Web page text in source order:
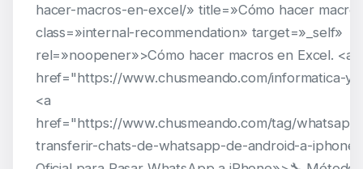
hacer-macros-en-excel/» title=»Cómo hacer
class=»internal-recommendation» target=»_self»
rel=»noopener»>Cómo hacer macros en Excel. <a
href="https://www.chusmeando.com/informatica-
<a
href="https://www.chusmeando.com/tag/
transferir-chats-de-whatsapp-de-android-a-